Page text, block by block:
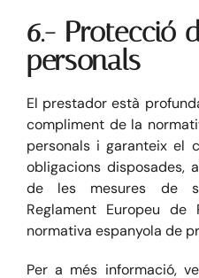
6.- Protecció
personals
El prestador està
compliment de la
personals i garanteix el
obligacions disposades,
de les mesures de
Reglament Europeu
normativa espanyola de
Per a més informació,